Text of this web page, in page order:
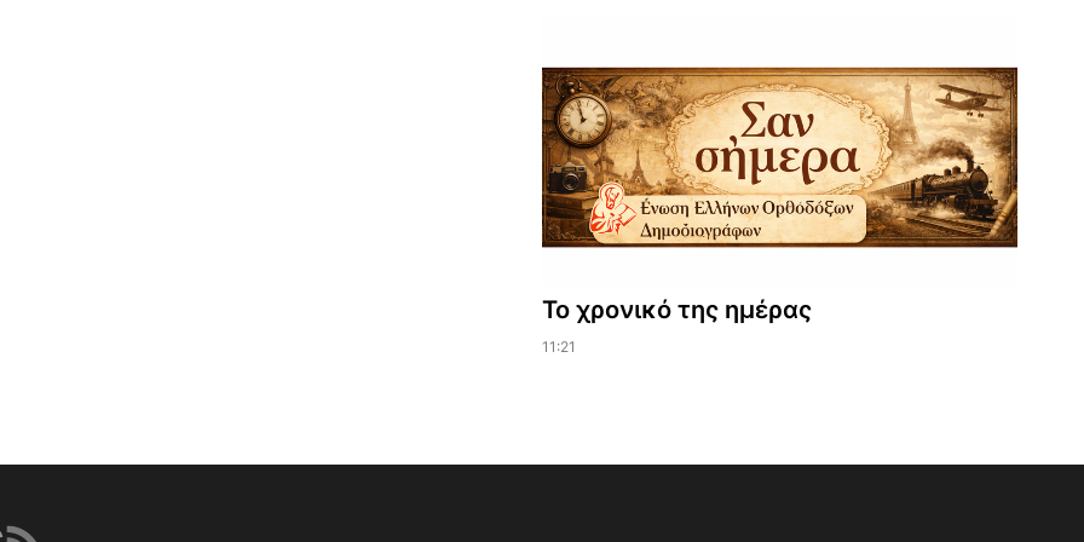
Το χρονικό της ημέρας
11:21